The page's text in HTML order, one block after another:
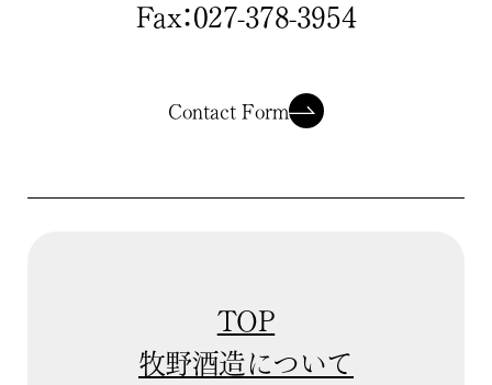
Fax：027-378-3954
Contact Form
TOP
牧野酒造について